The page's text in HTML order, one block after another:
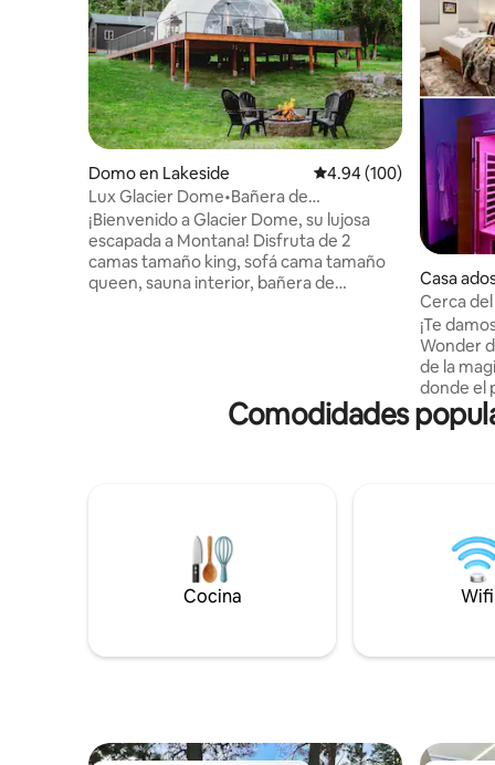
Domo en Lakeside Calificación promedio:
4.94 (100)
Lux Glacier Dome•Bañera de
hidromasaje•Sauna•Caminata 2
FlatheadLake
¡Bienvenido a Glacier Dome, su lujosa
escapada a Montana! Disfruta de 2
camas tamaño king, sofá cama tamaño
queen, sauna interior, bañera de
comodidad durante todo el año con los
minisplits de climatización. Tanto si estás
Glacier, tu estancia estará llena de
momentos inolvidables.
Casa
Cerca
personas
¡Te
Wonder de
de la
donde el
todo el año se
jacuzzi,
viaje ✔
Fácil
nieve
Comodidades
Cocina Wifi